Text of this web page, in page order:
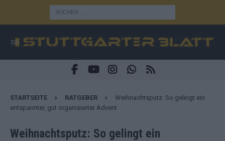
STARTSEITE RATGEBER
Weihnachtsputz: So gelingt ein
entspannter, gut organisierter Advent
Weihnachtsputz: So gelingt ein